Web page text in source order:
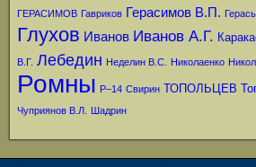
ГЕРАСИМОВ Гавриков Герасимов В.П.
Глухов Иванов Иванов А.Г.
В.Г. Лебедин Неделин В.С. Николаенко
Ромны Р–14 Свирин ТОПОЛЬЦЕВ
Чуприянов В.Л. Шадрин